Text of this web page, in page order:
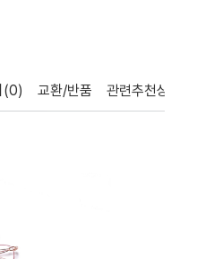
(0) 교환/반품 관련추천상품